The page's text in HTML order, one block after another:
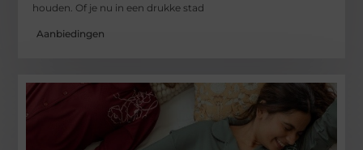
houden. Of je nu in een drukke stad
Aanbiedingen